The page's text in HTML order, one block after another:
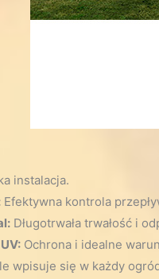
instalacja.
Efektywna kontrola
Długotrwała trwałość i
Ochrona i idealne
wpisuje się w każdy